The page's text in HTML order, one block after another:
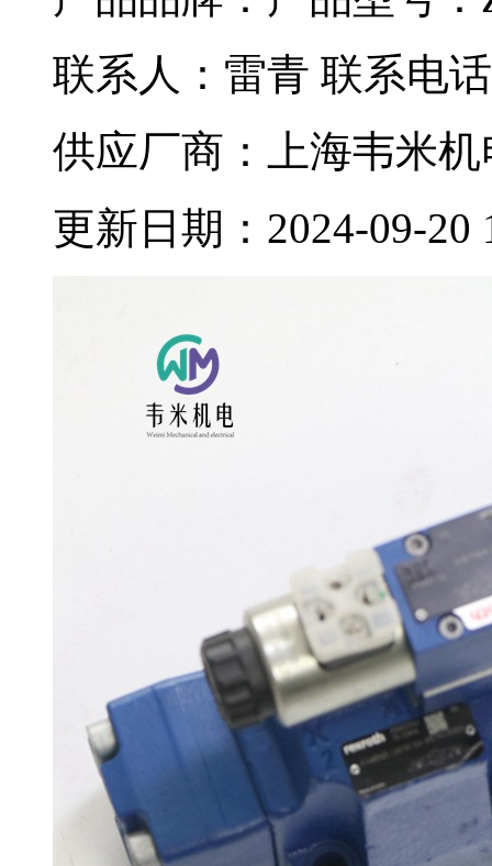
联系人：雷青 联系电
供应厂商：上海韦米
更新日期：2024-09-20